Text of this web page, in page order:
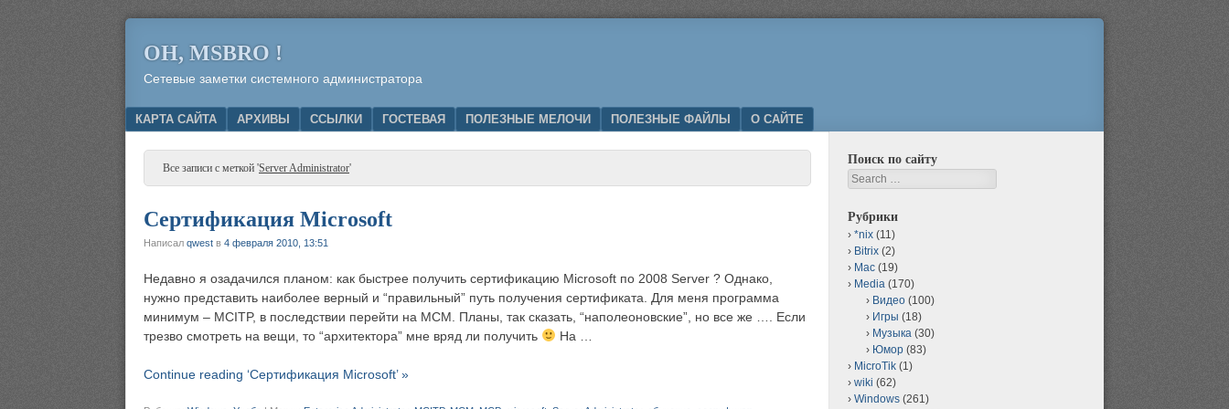
OH, MSBRO !
Сетевые заметки системного администратора
Menu
SKIP TO CONTENT
КАРТА САЙТА АРХИВЫ ССЫЛКИ ГОСТЕВАЯ ПОЛЕЗНЫЕ МЕЛОЧИ ПОЛЕЗНЫЕ ФАЙЛЫ О САЙТЕ
Все записи с меткой 'Server Administrator'
Сертификация Microsoft
Написал qwest в 4 февраля 2010, 13:51
Недавно я озадачился планом: как быстрее получить сертификацию Microsoft по 2008 Server ? Однако,
нужно представить наиболее верный и “правильный” путь получения сертификата. Для меня программа
минимум – MCITP, в последствии перейти на MCM. Планы, так сказать, “наполеоновские”, но все же …. Если
трезво смотреть на вещи, то “архитектора” мне вряд ли получить
На …
Continue reading ‘Сертификация Microsoft’ »
Поиск по сайту
Search
Рубрики
*nix (11)
Bitrix (2)
Mac (19)
Media (170)
Видео (100)
Игры (18)
Музыка (30)
Юмор (83)
MicroTik (1)
wiki (62)
Windows (261)